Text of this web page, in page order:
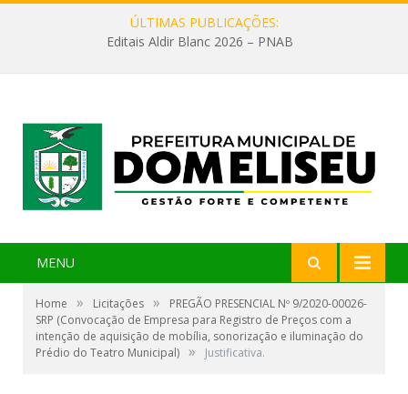
ÚLTIMAS PUBLICAÇÕES:
Editais Aldir Blanc 2026 – PNAB
MENU
Home » Licitações »
PREGÃO PRESENCIAL Nº 9/2020-00026-
SRP (Convocação de Empresa para Registro de Preços com a
intenção de aquisição de mobília, sonorização e iluminação do
Prédio do Teatro Municipal) » Justificativa.